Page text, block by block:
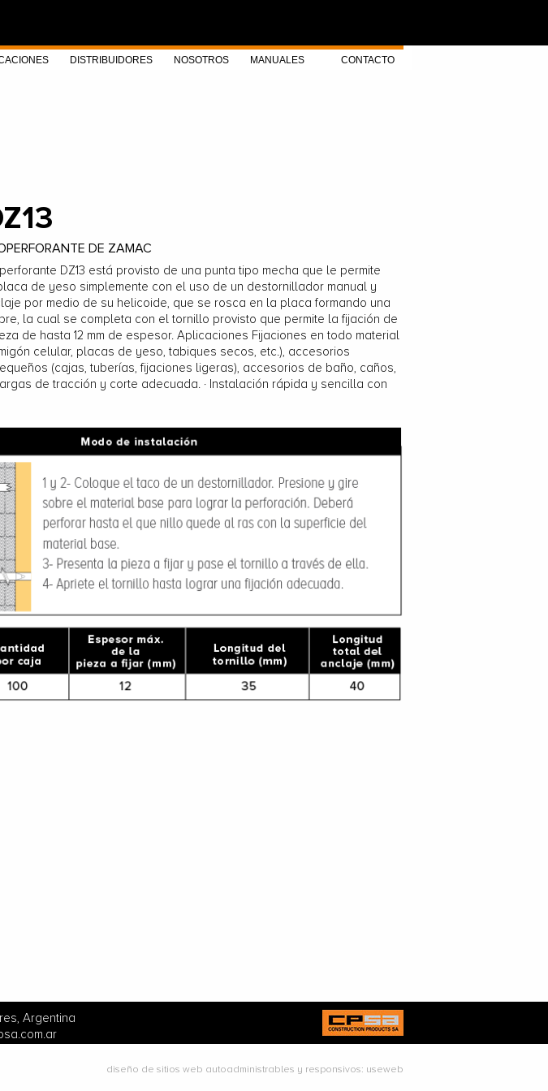
DISTRIBUIDORES NOSOTROS MANUALES CONTACTO
DE ZAMAC
DZ13 está provisto de una punta tipo mecha que le permite
de yeso simplemente con el uso de un destornillador manual y
por medio de su helicoide, que se rosca en la placa formando una
la cual se completa con el tornillo provisto que permite la fijación de
de hasta 12 mm de espesor. Aplicaciones Fijaciones en todo material
celular, placas de yeso, tabiques secos, etc.), accesorios
(cajas, tuberías, fijaciones ligeras), accesorios de baño, caños,
de tracción y corte adecuada. · Instalación rápida y sencilla con
Argentina
diseño de sitios web autoadministrables y responsivos: useweb